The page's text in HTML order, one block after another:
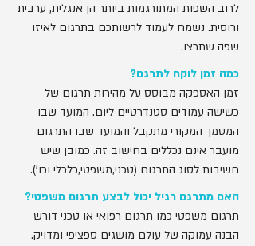
לרוב השפות המתורגמות ביותר הן אנגלית, ערבית
ורוסית. נשמח לעמוד לרשותכם בתרגום לאיזו
שפה שתרצו.
כמה זמן לוקח לתרגם?
זמן האספקה ​​מבוסס על מהירות תרגום של
כשישה עמודים סטנדרטיים ליום. המועד שבו
המסמך המקורי מתקבל והמועד שבו התרגום
מועבר אינם נכללים בחישוב זה. כמובן שיש
חשיבות לסוג התרגום (טכני,משפטי,כלכלי וכו').
האם מתרגם רגיל יכול לבצע תרגום משפטי?
תרגום משפטי כמו תרגום רפואי או טכני דורש
הבנה עמוקה של עולם מושגים ספציפי ומדויק.